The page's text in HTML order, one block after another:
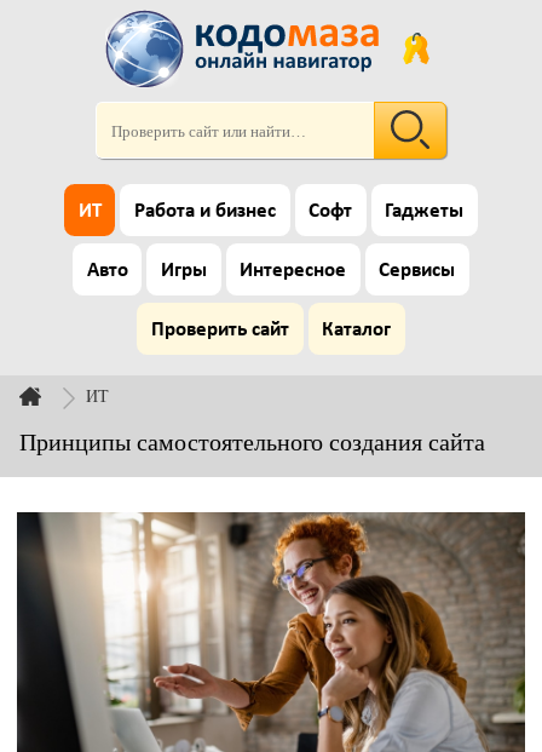
ИТ Работа и бизнес Софт Гаджеты
Авто Игры Интересное Сервисы
Проверить сайт Каталог
ИТ
Принципы самостоятельного создания сайта